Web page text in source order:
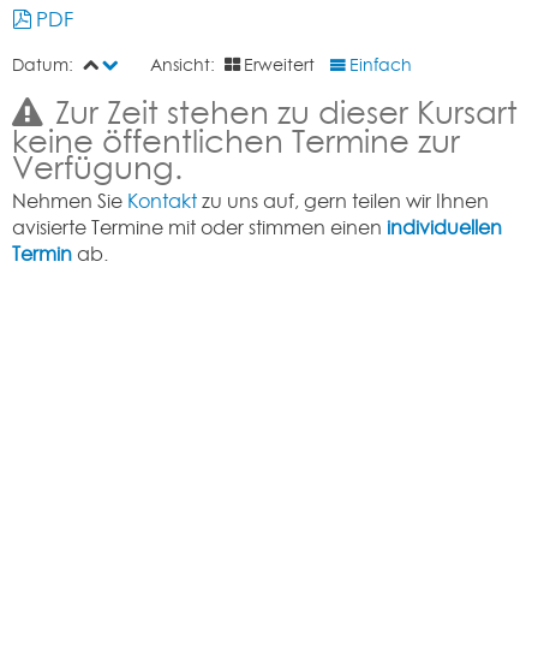
PDF
Datum: Ansicht: Erweitert Einfach
Zur Zeit stehen zu dieser Kursart
keine öffentlichen Termine zur
Verfügung.
Nehmen Sie Kontaktzu uns auf, gern teilen wir Ihnen
avisierte Termine mit oder stimmen einen individuellen
Terminab.